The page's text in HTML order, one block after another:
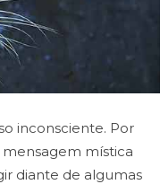
inconsciente. Por
mística
diante de algumas